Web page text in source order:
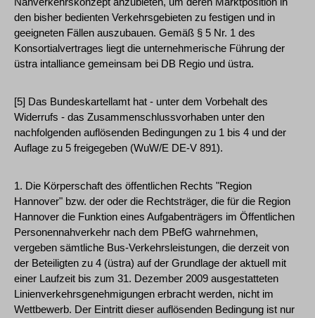
den bisher bedienten Verkehrsgebieten zu festigen und in
geeigneten Fällen auszubauen. Gemäß § 5 Nr. 1 des
Konsortialvertrages liegt die unternehmerische Führung der
üstra intalliance gemeinsam bei DB Regio und üstra.
[5] Das Bundeskartellamt hat - unter dem Vorbehalt des
Widerrufs - das Zusammenschlussvorhaben unter den
nachfolgenden auflösenden Bedingungen zu 1 bis 4 und der
Auflage zu 5 freigegeben (WuW/E DE-V 891).
1. Die Körperschaft des öffentlichen Rechts "Region
Hannover" bzw. der oder die Rechtsträger, die für die Region
Hannover die Funktion eines Aufgabenträgers im Öffentlichen
Personennahverkehr nach dem PBefG wahrnehmen,
vergeben sämtliche Bus-Verkehrsleistungen, die derzeit von
der Beteiligten zu 4 (üstra) auf der Grundlage der aktuell mit
einer Laufzeit bis zum 31. Dezember 2009 ausgestatteten
Linienverkehrsgenehmigungen erbracht werden, nicht im
Wettbewerb. Der Eintritt dieser auflösenden Bedingung ist nur